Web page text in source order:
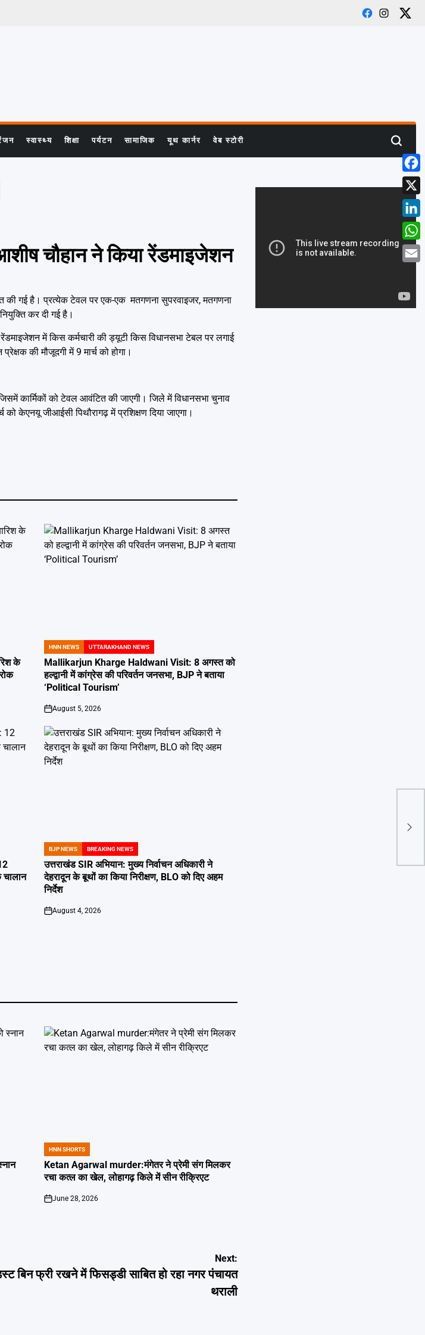
FacebookX
स्वास्थ्य शिक्षा पर्यटन सामाजिक यूथ कार्नर वेब स्टोरी Search
चौहान ने किया रेंडमाइजेशन
की गई है। प्रत्येक टेवल पर एक-एक मतगणना सुपरवाइजर, मतगणना
कर दी गई है।
में किस कर्मचारी की ड्यूटी किस विधानसभा टेबल पर लगाई
की मौजूदगी में 9 मार्च को होगा।
कार्मिकों को टेवल आवंटित की जाएगी। जिले में विधानसभा चुनाव
केएनयू जीआईसी पिथौरागढ़ में प्रशिक्षण दिया जाएगा।
के
POSTED
IN
HNN NEWS UTTARAKHAND NEWS
Mallikarjun Kharge Haldwani Visit: 8 अगस्त को
हल्द्वानी में कांग्रेस की परिवर्तन जनसभा, BJP ने बताया
‘Political Tourism’
on
August 5, 2026
चालान
POSTED
IN
BJP NEWS BREAKING NEWS
उत्तराखंड SIR अभियान: मुख्य निर्वाचन अधिकारी ने
देहरादून के बूथों का किया निरीक्षण, BLO को दिए अहम
निर्देश
on
August 4, 2026
POSTED
IN
HNN SHORTS
Ketan Agarwal murder:मंगेतर ने प्रेमी संग मिलकर
रचा कत्ल का खेल, लोहागढ़ किले में सीन रीक्रिएट
on
June 28, 2026
Next:
बिन फ्री रखने में फिसड्डी साबित हो रहा नगर पंचायत
थराली
X